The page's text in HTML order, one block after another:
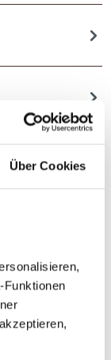
Über Cookies
Funktionen
Artikel
Geschenke für
Grillabend